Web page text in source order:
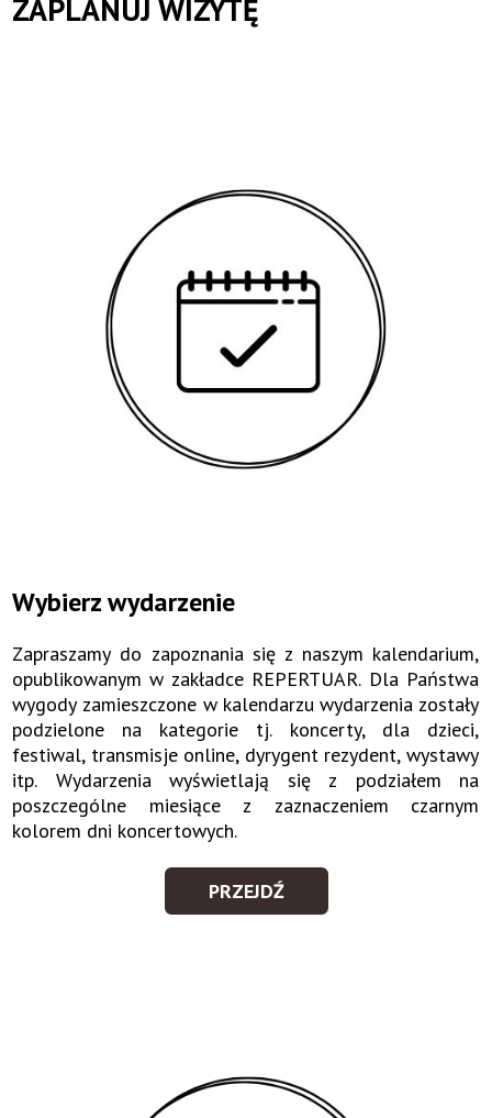
ZAPLANUJ WIZYTĘ
Wybierz wydarzenie
Zapraszamy do zapoznania się z naszym kalendarium,
opublikowanym w zakładce REPERTUAR. Dla Państwa
wygody zamieszczone w kalendarzu wydarzenia zostały
podzielone na kategorie tj. koncerty, dla dzieci,
festiwal, transmisje online, dyrygent rezydent, wystawy
itp. Wydarzenia wyświetlają się z podziałem na
poszczególne miesiące z zaznaczeniem czarnym
kolorem dni koncertowych.
PRZEJDŹ
WYBIERZ